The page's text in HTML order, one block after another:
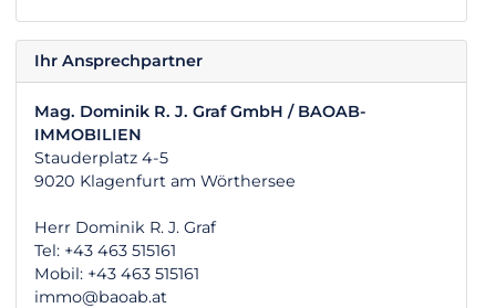
Ihr Ansprechpartner
Mag. Dominik R. J. Graf GmbH / BAOAB-
IMMOBILIEN
Stauderplatz 4-5
9020 Klagenfurt am Wörthersee
Herr Dominik R. J. Graf
Tel: +43 463 515161
Mobil: +43 463 515161
immo@baoab.at